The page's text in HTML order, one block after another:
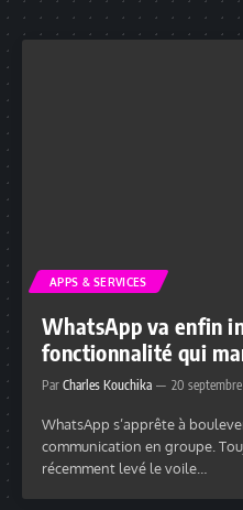
APPS & SERVICES
WhatsApp va enfin
fonctionnalité qui
Par Charles Kouchika 20
WhatsApp s’apprête à
communication en groupe.
récemment levé le voile…